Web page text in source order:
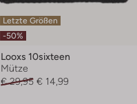
Letzte Größen
-50%
Looxs 10sixteen
Mütze
€ 29,95 € 14,99